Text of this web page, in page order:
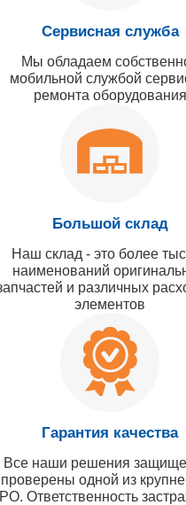
Сервисная служба
Мы обладаем
мобильной службой
ремонта оборудования
Большой склад
Наш склад - это более
наименований
и различных
элементов
Гарантия качества
Все наши решения
проверены одной из
Ответственность